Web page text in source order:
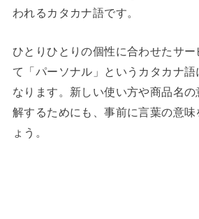
われるカタカナ語です。
ひとりひとりの個性に合わせたサ
て「パーソナル」というカタカナ語
なります。新しい使い方や商品名
解するためにも、事前に言葉の意
ょう。